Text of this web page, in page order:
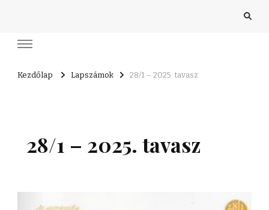
Kezdőlap Lapszámok 28/1 – 2025. tavasz
28/1 – 2025. tavasz